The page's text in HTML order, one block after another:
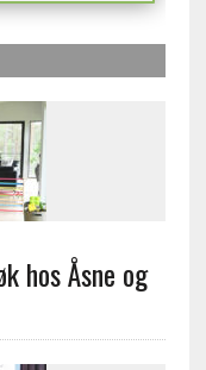
hos Åsne og